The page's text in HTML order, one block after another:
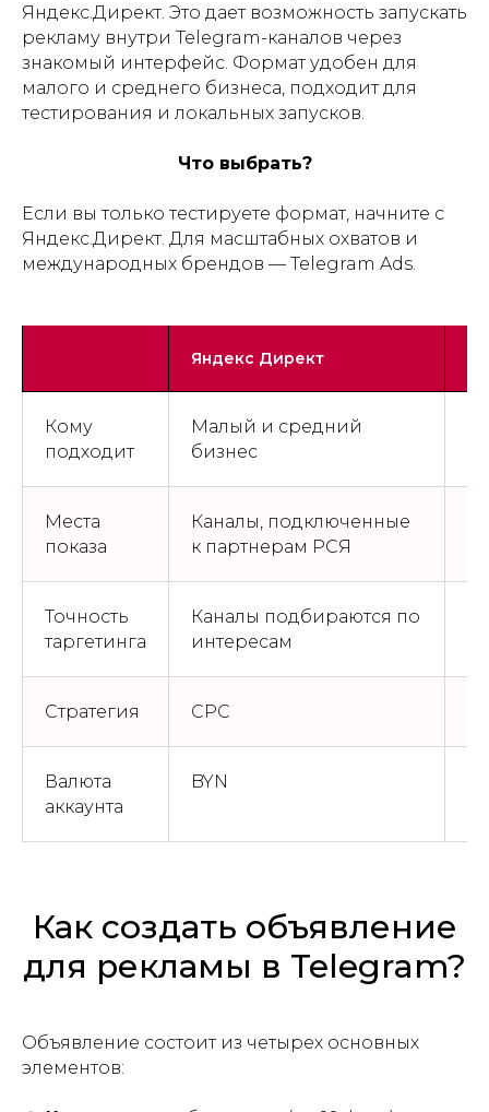
Яндекс.Директ. Это дает возможность запускать
рекламу внутри Telegram-каналов через
знакомый интерфейс. Формат удобен для
малого и среднего бизнеса, подходит для
тестирования и локальных запусков.
Что выбрать?
Если вы только тестируете формат, начните с
Яндекс.Директ. Для масштабных охватов и
международных брендов — Telegram Ads.
Яндекс Директ
Кому
подходит
Малый и средний
бизнес
Места
показа
Каналы, подключенные
к партнерам РСЯ
Точность
таргетинга
Каналы подбираются по
интересам
Стратегия CPC
Валюта
аккаунта
BYN
Как создать объявление
для рекламы в Telegram?
Объявление состоит из четырех основных
элементов: